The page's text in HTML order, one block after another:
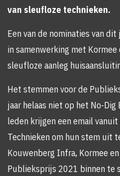
van sleufloze technieken.
Een van de nominaties van
in samenwerking met
sleufloze aanleg
Het stemmen voor de
jaar helaas niet op het No-Dig
leden krijgen een email
Technieken om hun stem uit
Kouwenberg Infra, Kormee
Publieksprijs 2021 binnen te